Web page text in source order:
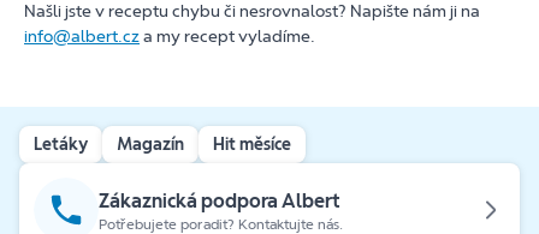
Našli jste v receptu chybu či nesrovnalost? Napište nám ji na
info@albert.cza my recept vyladíme.
Letáky Magazín Hit měsíce
Zákaznická podpora Albert
Potřebujete poradit? Kontaktujte nás.